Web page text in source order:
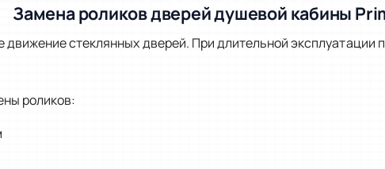
Замена роликов дверей душевой кабины
стеклянных дверей. При длительной эксплуатации
роликов: